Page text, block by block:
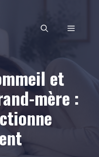
MENU
et
mère :